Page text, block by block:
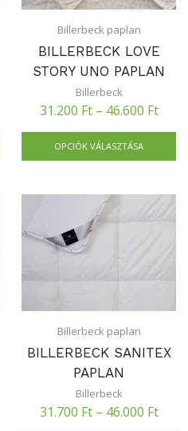
Billerbeck paplan
BILLERBECK LOVE
STORY UNO PAPLAN
Billerbeck
31.200 Ft– 46.600 Ft
OPCIÓK VÁLASZTÁSA
Billerbeck paplan
BILLERBECK SANITEX
PAPLAN
Billerbeck
31.700 Ft– 46.000 Ft